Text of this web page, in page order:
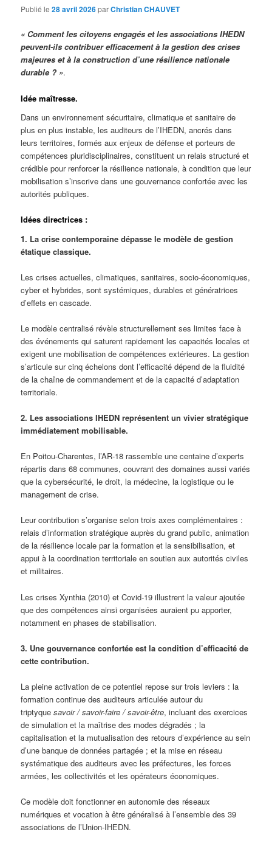
Publié le28 avril 2026parChristian CHAUVET
« Comment les citoyens engagés et les associations IHEDN
peuvent-ils contribuer efficacement à la gestion des crises
majeures et à la construction d’une résilience nationale
durable ? ».
Idée maîtresse.
Dans un environnement sécuritaire, climatique et sanitaire de
plus en plus instable, les auditeurs de l’IHEDN, ancrés dans
leurs territoires, formés aux enjeux de défense et porteurs de
compétences pluridisciplinaires, constituent un relais structuré et
crédible pour renforcer la résilience nationale, à condition que leur
mobilisation s’inscrive dans une gouvernance confortée avec les
autorités publiques.
Idées directrices :
1. La crise contemporaine dépasse le modèle de gestion
étatique classique.
Les crises actuelles, climatiques, sanitaires, socio-économiques,
cyber et hybrides, sont systémiques, durables et génératrices
d’effets en cascade.
Le modèle centralisé révèle structurellement ses limites face à
des événements qui saturent rapidement les capacités locales et
exigent une mobilisation de compétences extérieures. La gestion
s’articule sur cinq échelons dont l’efficacité dépend de la fluidité
de la chaîne de commandement et de la capacité d’adaptation
territoriale.
2. Les associations IHEDN représentent un vivier stratégique
immédiatement mobilisable.
En Poitou-Charentes, l’AR-18 rassemble une centaine d’experts
répartis dans 68 communes, couvrant des domaines aussi variés
que la cybersécurité, le droit, la médecine, la logistique ou le
management de crise.
Leur contribution s’organise selon trois axes complémentaires :
relais d’information stratégique auprès du grand public, animation
de la résilience locale par la formation et la sensibilisation, et
appui à la coordination territoriale en soutien aux autorités civiles
et militaires.
Les crises Xynthia (2010) et Covid-19 illustrent la valeur ajoutée
que des compétences ainsi organisées auraient pu apporter,
notamment en phases de stabilisation.
3. Une gouvernance confortée est la condition d’efficacité de
cette contribution.
La pleine activation de ce potentiel repose sur trois leviers : la
formation continue des auditeurs articulée autour du
triptyquesavoir / savoir-faire / savoir-être, incluant des exercices
de simulation et la maîtrise des modes dégradés ; la
capitalisation et la mutualisation des retours d’expérience au sein
d’une banque de données partagée ; et la mise en réseau
systématique des auditeurs avec les préfectures, les forces
armées, les collectivités et les opérateurs économiques.
Ce modèle doit fonctionner en autonomie des réseaux
numériques et vocation à être généralisé à l’ensemble des 39
associations de l’Union-IHEDN.